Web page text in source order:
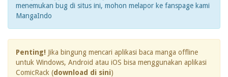
menemukan bug di situs ini, mohon melapor ke fanspage kami
MangaIndo
Penting! Jika bingung mencari aplikasi baca manga offline
untuk Windows, Android atau iOS bisa menggunakan aplikasi
ComicRack (download di sini)